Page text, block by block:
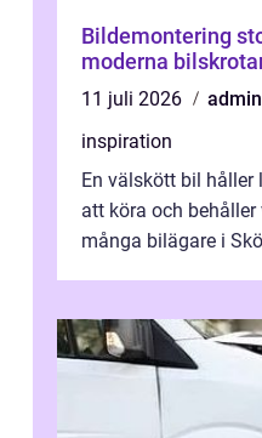
Bildemontering
moderna
11 juli 2026
admin
inspiration
En välskött bil håller
att köra och
många bilägare i